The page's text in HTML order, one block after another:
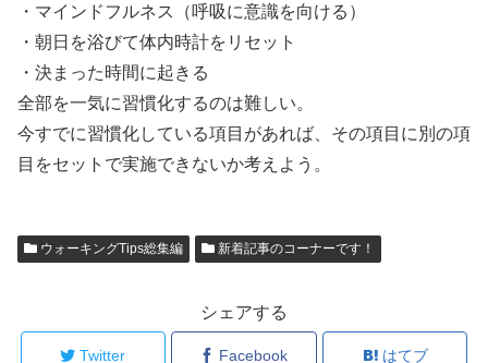
・マインドフルネス（呼吸に意識を向ける）
・朝日を浴びて体内時計をリセット
・決まった時間に起きる
全部を一気に習慣化するのは難しい。
今すでに習慣化している項目があれば、その項目に別の項
目をセットで実施できないか考えよう。
ウォーキングTips総集編 新着記事のコーナーです！
シェアする
Twitter Facebook はてブ